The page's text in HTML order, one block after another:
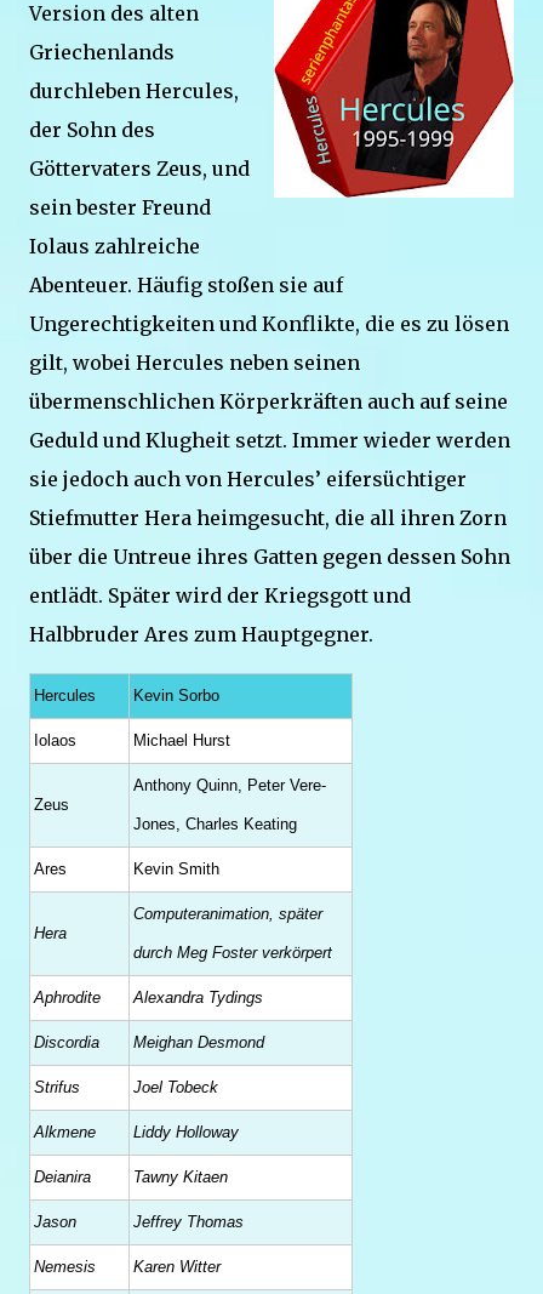
Version des alten
Griechenlands
durchleben Hercules,
der Sohn des
Göttervaters Zeus, und
sein bester Freund
Iolaus zahlreiche
Abenteuer. Häufig stoßen sie auf
Ungerechtigkeiten und Konflikte, die es zu lösen
gilt, wobei Hercules neben seinen
übermenschlichen Körperkräften auch auf seine
Geduld und Klugheit setzt. Immer wieder werden
sie jedoch auch von Hercules’ eifersüchtiger
Stiefmutter Hera heimgesucht, die all ihren Zorn
über die Untreue ihres Gatten gegen dessen Sohn
entlädt. Später wird der Kriegsgott und
Halbbruder Ares zum Hauptgegner.
Hercules Kevin Sorbo
Iolaos Michael Hurst
Zeus
Anthony Quinn, Peter Vere-
Jones, Charles Keating
Ares Kevin Smith
Hera
Computeranimation, später
durch Meg Foster verkörpert
Aphrodite Alexandra Tydings
Discordia Meighan Desmond
Strifus Joel Tobeck
Alkmene Liddy Holloway
Deianira Tawny Kitaen
Jason Jeffrey Thomas
Nemesis Karen Witter